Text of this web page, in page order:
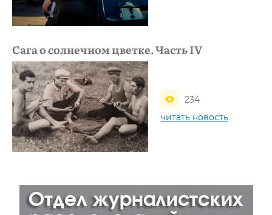
Сага о солнечном цветке. Часть IV
234
читать новость